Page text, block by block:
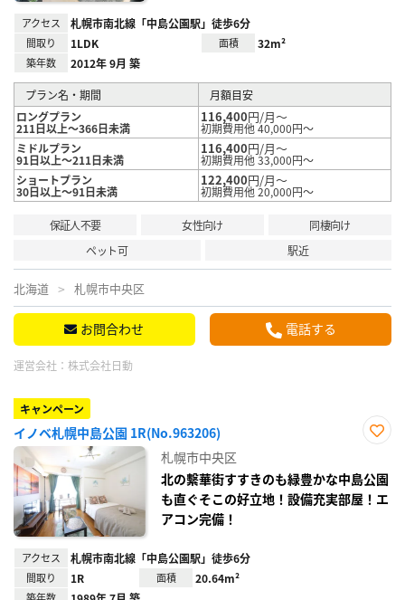
アクセス 札幌市南北線「中島公園駅」徒歩6分
間取り 1LDK 面積 32m²
築年数 2012年 9月 築
プラン名・期間
月額目安
ロングプラン
211日以上～366日未満
116,400円/月～
初期費用他 40,000円～
ミドルプラン
91日以上～211日未満
116,400円/月～
初期費用他 33,000円～
ショートプラン
30日以上～91日未満
122,400円/月～
初期費用他 20,000円～
保証人不要 女性向け
同棲向け
ペット可
駅近
北海道 札幌市中央区
お問合わせ 電話する
運営会社： 株式会社日動
キャンペーン
イノベ札幌中島公園 1R(No.963206)
り登
録
札幌市中央区
北の繫華街すすきのも緑豊かな中島公園
も直ぐそこの好立地！設備充実部屋！エ
アコン完備！
アクセス 札幌市南北線「中島公園駅」徒歩6分
間取り 1R 面積 20.64m²